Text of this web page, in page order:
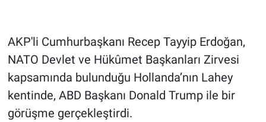
AKP'li Cumhurbaşkanı Recep Tayyip Erdoğan,
NATO Devlet ve Hükûmet Başkanları Zirvesi
kapsamında bulunduğu Hollanda’nın Lahey
kentinde, ABD Başkanı Donald Trump ile bir
görüşme gerçekleştirdi.
İlan
Kimdir
Koronavirüs